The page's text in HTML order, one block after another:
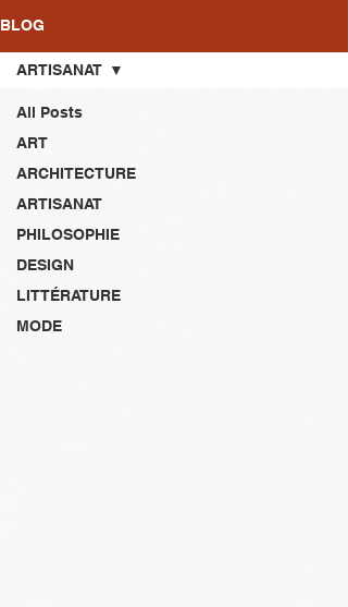
BLOG
All Posts
ART
ARCHITECTURE
ARTISANAT
PHILOSOPHIE
DESIGN
LITTÉRATURE
MODE
ARTISANAT